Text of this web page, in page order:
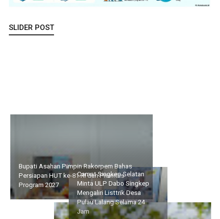
SLIDER POST
dan Prioritas Program 2027
Camat Singkep Selatan
Minta ULP Dabo Singkep
Mengaliri Listtrik Desa
Pulau Lalang Selama 24
Perkuat Ketahanan Air
Baku, BP Batam Gandeng
Mc Dermott Tanam 400
Bambu Betung di
Bendungan Sei Nongsa